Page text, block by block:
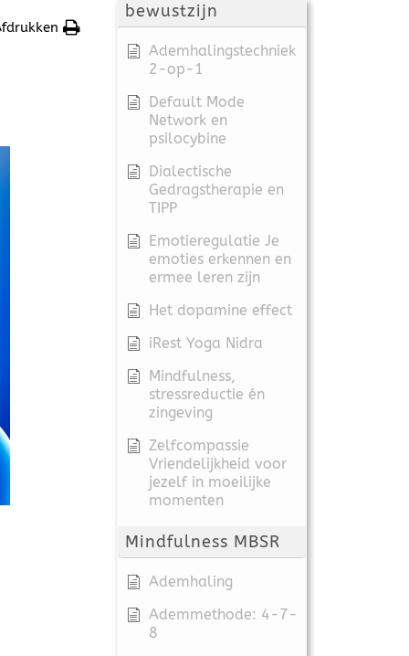
bewustzijn
Ademhalingstechniek
2-op-1
Default Mode
Network en
psilocybine
Dialectische
Gedragstherapie en
TIPP
Emotieregulatie Je
emoties erkennen en
ermee leren zijn
Het dopamine effect
iRest Yoga Nidra
Mindfulness,
stressreductie én
zingeving
Zelfcompassie
Vriendelijkheid voor
jezelf in moeilijke
momenten
Mindfulness MBSR
Ademhaling
Ademmethode: 4-7-
8